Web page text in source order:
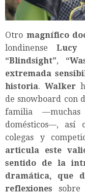
Otro magnífico
londinense Lucy
“Blindsight”, “
extremada
historia. Walker
de snowboard con
familia
domésticos—, así
colegas y
articula este
sentido de la
dramática, que
reflexiones sobre